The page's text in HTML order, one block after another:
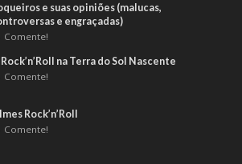
e suas opiniões (malucas,
e engraçadas)
Comente!
na Terra do Sol Nascente
Comente!
Rock’n’Roll
Comente!